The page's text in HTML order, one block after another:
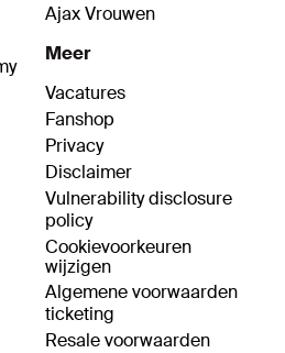
Ajax Vrouwen
Meer
Vacatures
Fanshop
Privacy
Disclaimer
Vulnerability disclosure
policy
Cookievoorkeuren
wijzigen
Algemene voorwaarden
ticketing
Resale voorwaarden